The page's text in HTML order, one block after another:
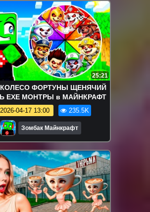
25:21
ФОРТУНЫ ЩЕНЯЧИЙ
EXE МОНТРЫ в МАЙНКРАФТ
2026-04-17 13:00 235.5K
Зомбак Майнкрафт